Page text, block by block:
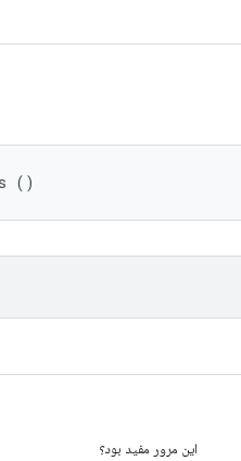
()
این مرور مفید بود؟